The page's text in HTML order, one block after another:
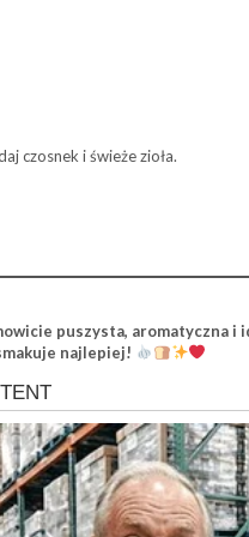
czosnek i świeże zioła.
puszysta, aromatyczna i
najlepiej!